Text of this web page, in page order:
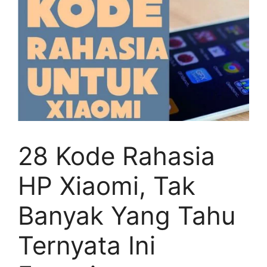
28 Kode Rahasia
HP Xiaomi, Tak
Banyak Yang Tahu
Ternyata Ini